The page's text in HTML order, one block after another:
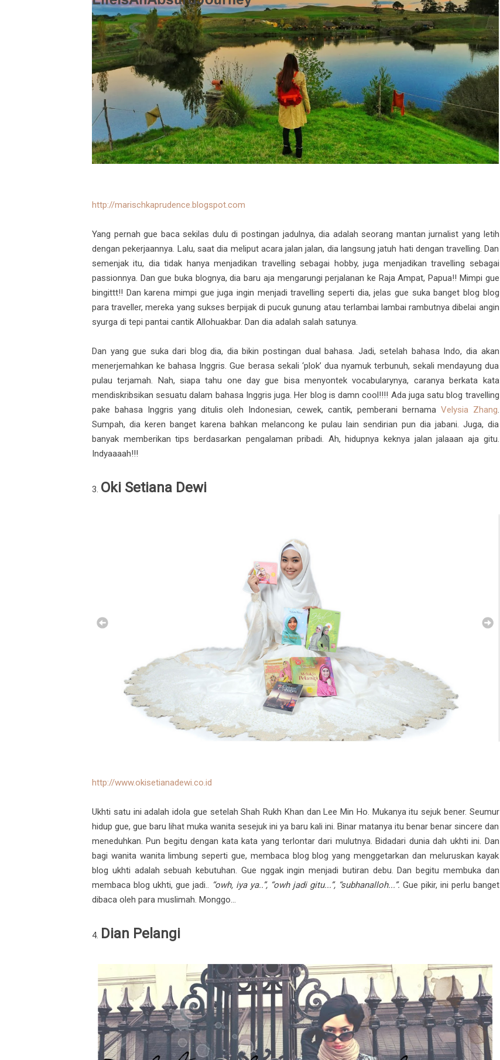
http://marischkaprudence.blogspot.com
Yang pernah gue baca sekilas dulu di postingan jadulnya, dia adalah seorang mantan jurnalist yang letih
dengan pekerjaannya. Lalu, saat dia meliput acara jalan jalan, dia langsung jatuh hati dengan travelling. Dan
semenjak itu, dia tidak hanya menjadikan travelling sebagai hobby, juga menjadikan travelling sebagai
passionnya. Dan gue buka blognya, dia baru aja mengarungi perjalanan ke Raja Ampat, Papua!! Mimpi gue
bingittt!! Dan karena mimpi gue juga ingin menjadi travelling seperti dia, jelas gue suka banget blog blog
para traveller, mereka yang sukses berpijak di pucuk gunung atau terlambai lambai rambutnya dibelai angin
syurga di tepi pantai cantik Allohuakbar. Dan dia adalah salah satunya.
Dan yang gue suka dari blog dia, dia bikin postingan dual bahasa. Jadi, setelah bahasa Indo, dia akan
menerjemahkan ke bahasa Inggris. Gue berasa sekali ‘plok’ dua nyamuk terbunuh, sekali mendayung dua
pulau terjamah. Nah, siapa tahu one day gue bisa menyontek vocabularynya, caranya berkata kata
mendiskribsikan sesuatu dalam bahasa Inggris juga. Her blog is damn cool!!!! Ada juga satu blog travelling
pake bahasa Inggris yang ditulis oleh Indonesian, cewek, cantik, pemberani bernama Velysia Zhang.
Sumpah, dia keren banget karena bahkan melancong ke pulau lain sendirian pun dia jabani. Juga, dia
banyak memberikan tips berdasarkan pengalaman pribadi. Ah, hidupnya keknya jalan jalaaan aja gitu.
Indyaaaah!!!
3. Oki Setiana Dewi
http://www.okisetianadewi.co.id
Ukhti satu ini adalah idola gue setelah Shah Rukh Khan dan Lee Min Ho. Mukanya itu sejuk bener. Seumur
hidup gue, gue baru lihat muka wanita sesejuk ini ya baru kali ini. Binar matanya itu benar benar sincere dan
meneduhkan. Pun begitu dengan kata kata yang terlontar dari mulutnya. Bidadari dunia dah ukhti ini. Dan
bagi wanita wanita limbung seperti gue, membaca blog blog yang menggetarkan dan meluruskan kayak
blog ukhti adalah sebuah kebutuhan. Gue nggak ingin menjadi butiran debu. Dan begitu membuka dan
membaca blog ukhti, gue jadi.. “owh, iya ya..”, “owh jadi gitu...”, “subhanalloh...”. Gue pikir, ini perlu banget
dibaca oleh para muslimah. Monggo...
4. Dian Pelangi